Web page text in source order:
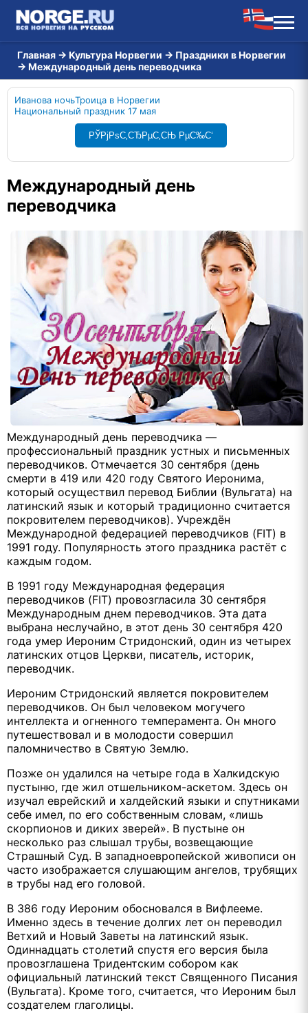
Главная → Культура Норвегии → Праздники в Норвегии
→ Международный день переводчика
Иванова ночьТроица в Норвегии
Национальный праздник 17 мая
РЎРјРѕС‚СЂРµС‚СЊ РµС‰С‘
Международный день
переводчика
Международный день переводчика —
профессиональный праздник устных и письменных
переводчиков. Отмечается 30 сентября (день
смерти в 419 или 420 году Святого Иеронима,
который осуществил перевод Библии (Вульгата) на
латинский язык и который традиционно считается
покровителем переводчиков). Учреждён
Международной федерацией переводчиков (FIT) в
1991 году. Популярность этого праздника растёт с
каждым годом.
В 1991 году Международная федерация
переводчиков (FIT) провозгласила 30 сентября
Международным днем переводчиков. Эта дата
выбрана неслучайно, в этот день 30 сентября 420
года умер Иероним Стридонский, один из четырех
латинских отцов Церкви, писатель, историк,
переводчик.
Иероним Стридонский является покровителем
переводчиков. Он был человеком могучего
интеллекта и огненного темперамента. Он много
путешествовал и в молодости совершил
паломничество в Святую Землю.
Позже он удалился на четыре года в Халкидскую
пустыню, где жил отшельником-аскетом. Здесь он
изучал еврейский и халдейский языки и спутниками
себе имел, по его собственным словам, «лишь
скорпионов и диких зверей». В пустыне он
несколько раз слышал трубы, возвещающие
Страшный Суд. В западноевропейской живописи он
часто изображается слушающим ангелов, трубящих
в трубы над его головой.
В 386 году Иероним обосновался в Вифлееме.
Именно здесь в течение долгих лет он переводил
Ветхий и Новый Заветы на латинский язык.
Одиннадцать столетий спустя его версия была
провозглашена Тридентским собором как
официальный латинский текст Священного Писания
(Вульгата). Кроме того, считается, что Иероним был
создателем глаголицы.